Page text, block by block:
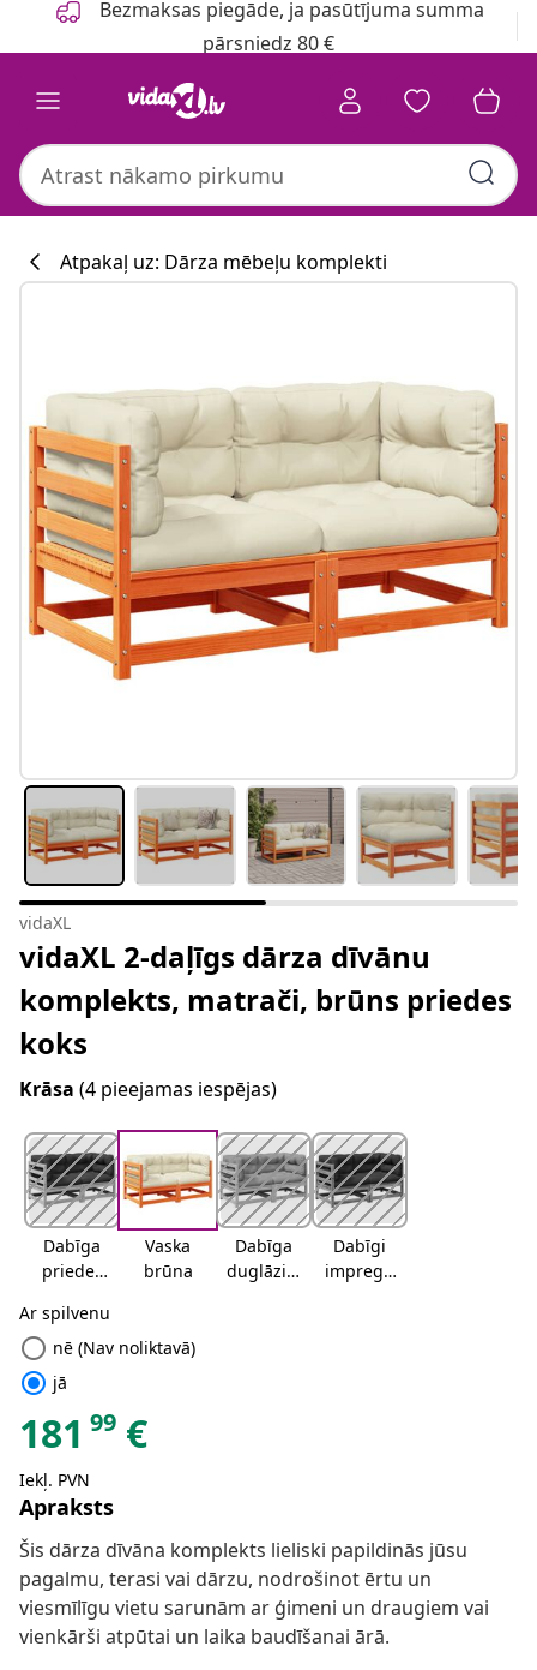
Bezmaksas piegāde, ja pasūtījuma summa
pārsniedz 80 €
Atpakaļ uz: Dārza mēbeļu komplekti
vidaXL
vidaXL 2-daļīgs dārza dīvānu
komplekts, matrači, brūns priedes
koks
Krāsa (4 pieejamas iespējas)
Dabīga
priedes
Vaska
brūna
Dabīga
duglāzija
Dabīgi
impregn
Ar spilvenu
radio_button_unchecked nē (Nav noliktavā)
radio_button_checked jā
181 99 €
Iekļ. PVN
Apraksts
Šis dārza dīvāna komplekts lieliski papildinās jūsu
pagalmu, terasi vai dārzu, nodrošinot ērtu un
viesmīlīgu vietu sarunām ar ģimeni un draugiem vai
vienkārši atpūtai un laika baudīšanai ārā.